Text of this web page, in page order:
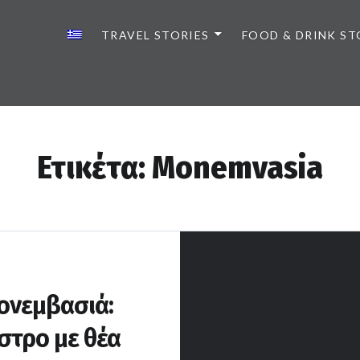
TRAVEL STORIES FOOD & DRINK
Ετικέτα:Monemvasia
με θέα